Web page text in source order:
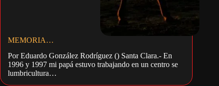
MEMORIA…
Por Eduardo González Rodríguez () Santa Clara.- En
1996 y 1997 mi papá estuvo trabajando en un centro se
lumbricultura…